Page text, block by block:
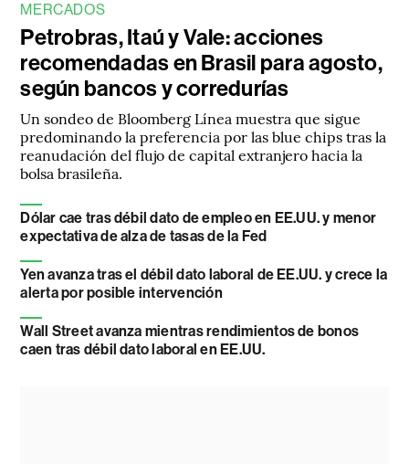
MERCADOS
Petrobras, Itaú y Vale: acciones
recomendadas en Brasil para agosto,
según bancos y corredurías
Un sondeo de Bloomberg Línea muestra que sigue
predominando la preferencia por las blue chips tras la
reanudación del flujo de capital extranjero hacia la
bolsa brasileña.
Dólar cae tras débil dato de empleo en EE.UU. y menor
expectativa de alza de tasas de la Fed
Yen avanza tras el débil dato laboral de EE.UU. y crece la
alerta por posible intervención
Wall Street avanza mientras rendimientos de bonos
caen tras débil dato laboral en EE.UU.